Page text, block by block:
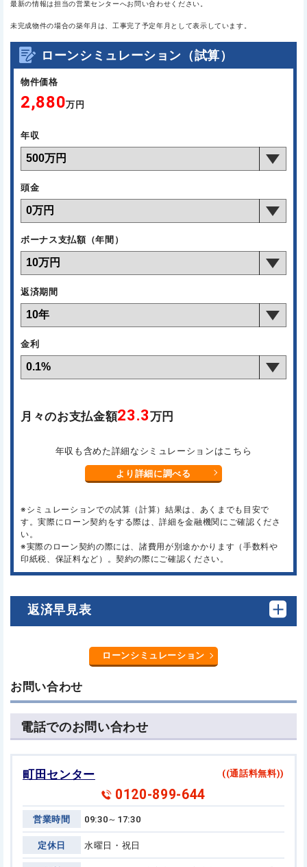
最新の情報は担当の営業センターへお問い合わせください。
未完成物件の場合の築年月は、工事完了予定年月として表示しています。
ローンシミュレーション（試算）
物件価格
2,880万円
年収
頭金
ボーナス支払額（年間）
返済期間
金利
月々のお支払金額23.3万円
年収も含めた詳細なシミュレーションはこちら
より詳細に調べる
※シミュレーションでの試算（計算）結果は、あくまでも目安で
す。実際にローン契約をする際は、詳細を金融機関にご確認くださ
い。
※実際のローン契約の際には、諸費用が別途かかります（手数料や
印紙税、保証料など）。契約の際にご確認ください。
返済早見表
ローンシミュレーション
お問い合わせ
電話でのお問い合わせ
町田センター ((通話料無料))
0120-899-644
営業時間 09:30～17:30
定休日 水曜日・祝日